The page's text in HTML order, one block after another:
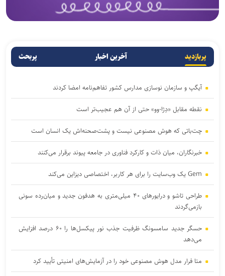
پربازدید آخرین اخبار پربحث
آیگپ و سازمان نوسازی مدارس کشور تفاهم‌نامه امضا کردند
نقطه مقابل «دِژا-وو» حتی از آن هم عجیب‌تر است
چت‌باتی که هوش مصنوعی نیست و پشت‌صحنه‌اش یک انسان است
خبرنگاران، میان ذات و کارکرد فناوری در جامعه پیوند برقرار می‌کنند
Gem یک وب‌سایت را برای هر کاربر، اختصاصی دیزاین می‌کند
طراحی تاشو و درایورهای ۴۰ میلی‌متری به هدفون جدید و میان‌رده سونی
بازمی‌گردند
حسگر جدید سامسونگ ظرفیت جذب نور پیکسل‌ها را ۶۰ درصد افزایش
می‌دهد
متا فرار مدل هوش مصنوعی خود را در آزمایش‌های امنیتی تأیید کرد